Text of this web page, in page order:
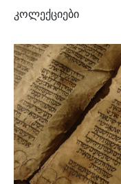
კოლექციები